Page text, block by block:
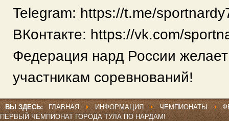
Telegram: https://t.me/
ВКонтакте: https://vk.com/
Федерация нард России
участникам соревнований!
ВЫ ЗДЕСЬ: ГЛАВНАЯ ИНФОРМАЦИЯ ЧЕМПИОНАТЫ
ПЕРВЫЙ ЧЕМПИОНАТ ГОРОДА ТУЛА ПО НАРДАМ!